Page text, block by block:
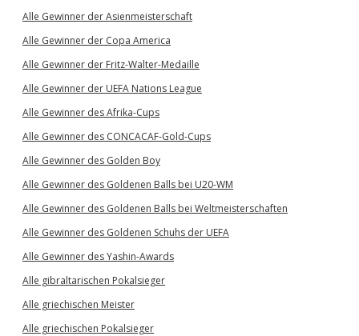
Alle Gewinner der Asienmeisterschaft
Alle Gewinner der Copa America
Alle Gewinner der Fritz-Walter-Medaille
Alle Gewinner der UEFA Nations League
Alle Gewinner des Afrika-Cups
Alle Gewinner des CONCACAF-Gold-Cups
Alle Gewinner des Golden Boy
Alle Gewinner des Goldenen Balls bei U20-WM
Alle Gewinner des Goldenen Balls bei Weltmeisterschaften
Alle Gewinner des Goldenen Schuhs der UEFA
Alle Gewinner des Yashin-Awards
Alle gibraltarischen Pokalsieger
Alle griechischen Meister
Alle griechischen Pokalsieger